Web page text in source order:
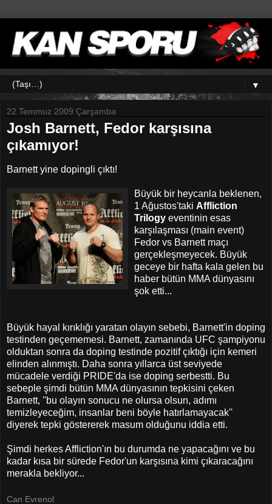
▼
22 Temmuz 2009 Çarşamba
Josh Barnett, Fedor karşısına
çıkamıyor!
Barnett yine dopingli çıktı!
Büyük bir heycanla beklenen,
1 Ağustos'taki Affliction
Trilogy eventinin esas
karşılaşması (main event)
Fedor vs Barnett maçı
gerçekleşmeyecek. Büyük
geceye bir hafta kala gelen bu
haber bütün MMA dünyasını
şok etti...
Büyük hayal kırıklığı yaratan olayın sebebi, Barnett'in doping
testinden geçememesi. Barnett, zamanında UFC şampiyonu
olduktan sonra da doping testinde pozitif çıktığı için kemeri
elinden alınmıştı. Daha sonra yıllarca üst seviyede
mücadele verdiği PRIDE'da ise doping serbestti. Bu
sebeple şimdi bütün MMA dünyasının tepkisini çeken
Barnett, ''bu olayın sonucu ne olursa olsun, adımı
temizleyeceğim, insanlar beni böyle hatırlamayacak''
diyerek tepki göstererek masum olduğunu iddia etti.
Şimdi herkes Affliction'ın bu durumda ne yapacağını ve bu
kadar kısa bir sürede Fedor'un karşısına kimi çıkaracağını
merakla bekliyor...
Can Evrenol